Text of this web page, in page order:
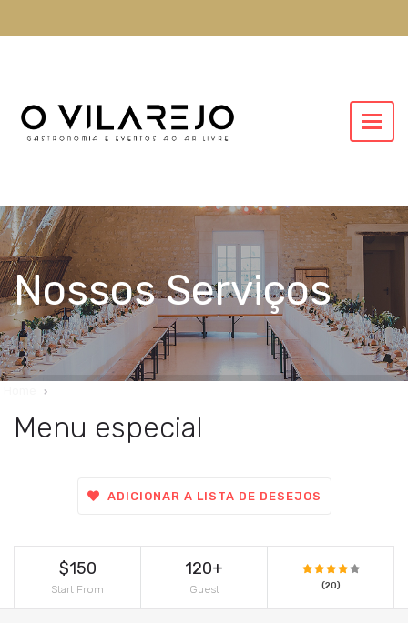
Nossos Serviços
Menu especial
ADICIONAR A LISTA DE DESEJOS
$150
Start From
120+
Guest (20)